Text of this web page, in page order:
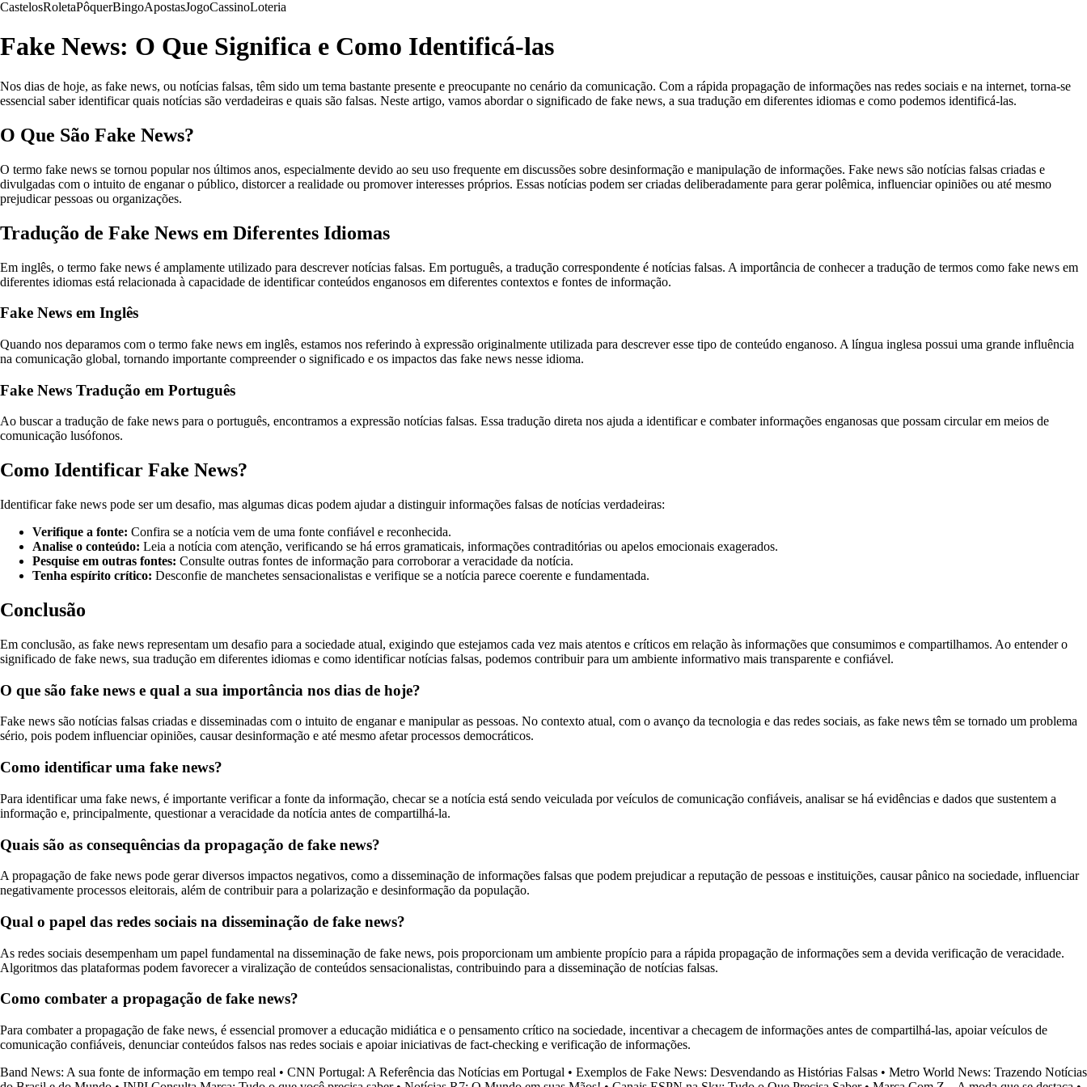
CastelosRoletaPôquerBingoApostasJogoCassinoLoteria
Fake News: O Que Significa e Como Identificá-las
Nos dias de hoje, as fake news, ou notícias falsas, têm sido um tema bastante presente e preocupante no cenário da comunicação. Com a rápida propagação de informações nas redes sociais e na internet, torna-se
essencial saber identificar quais notícias são verdadeiras e quais são falsas. Neste artigo, vamos abordar o significado de fake news, a sua tradução em diferentes idiomas e como podemos identificá-las.
O Que São Fake News?
O termo fake news se tornou popular nos últimos anos, especialmente devido ao seu uso frequente em discussões sobre desinformação e manipulação de informações. Fake news são notícias falsas criadas e
divulgadas com o intuito de enganar o público, distorcer a realidade ou promover interesses próprios. Essas notícias podem ser criadas deliberadamente para gerar polêmica, influenciar opiniões ou até mesmo
prejudicar pessoas ou organizações.
Tradução de Fake News em Diferentes Idiomas
Em inglês, o termo fake news é amplamente utilizado para descrever notícias falsas. Em português, a tradução correspondente é notícias falsas. A importância de conhecer a tradução de termos como fake news em
diferentes idiomas está relacionada à capacidade de identificar conteúdos enganosos em diferentes contextos e fontes de informação.
Fake News em Inglês
Quando nos deparamos com o termo fake news em inglês, estamos nos referindo à expressão originalmente utilizada para descrever esse tipo de conteúdo enganoso. A língua inglesa possui uma grande influência
na comunicação global, tornando importante compreender o significado e os impactos das fake news nesse idioma.
Fake News Tradução em Português
Ao buscar a tradução de fake news para o português, encontramos a expressão notícias falsas. Essa tradução direta nos ajuda a identificar e combater informações enganosas que possam circular em meios de
comunicação lusófonos.
Como Identificar Fake News?
Identificar fake news pode ser um desafio, mas algumas dicas podem ajudar a distinguir informações falsas de notícias verdadeiras:
Verifique a fonte: Confira se a notícia vem de uma fonte confiável e reconhecida.
Analise o conteúdo: Leia a notícia com atenção, verificando se há erros gramaticais, informações contraditórias ou apelos emocionais exagerados.
Pesquise em outras fontes: Consulte outras fontes de informação para corroborar a veracidade da notícia.
Tenha espírito crítico: Desconfie de manchetes sensacionalistas e verifique se a notícia parece coerente e fundamentada.
Conclusão
Em conclusão, as fake news representam um desafio para a sociedade atual, exigindo que estejamos cada vez mais atentos e críticos em relação às informações que consumimos e compartilhamos. Ao entender o
significado de fake news, sua tradução em diferentes idiomas e como identificar notícias falsas, podemos contribuir para um ambiente informativo mais transparente e confiável.
O que são fake news e qual a sua importância nos dias de hoje?
Fake news são notícias falsas criadas e disseminadas com o intuito de enganar e manipular as pessoas. No contexto atual, com o avanço da tecnologia e das redes sociais, as fake news têm se tornado um problema
sério, pois podem influenciar opiniões, causar desinformação e até mesmo afetar processos democráticos.
Como identificar uma fake news?
Para identificar uma fake news, é importante verificar a fonte da informação, checar se a notícia está sendo veiculada por veículos de comunicação confiáveis, analisar se há evidências e dados que sustentem a
informação e, principalmente, questionar a veracidade da notícia antes de compartilhá-la.
Quais são as consequências da propagação de fake news?
A propagação de fake news pode gerar diversos impactos negativos, como a disseminação de informações falsas que podem prejudicar a reputação de pessoas e instituições, causar pânico na sociedade, influenciar
negativamente processos eleitorais, além de contribuir para a polarização e desinformação da população.
Qual o papel das redes sociais na disseminação de fake news?
As redes sociais desempenham um papel fundamental na disseminação de fake news, pois proporcionam um ambiente propício para a rápida propagação de informações sem a devida verificação de veracidade.
Algoritmos das plataformas podem favorecer a viralização de conteúdos sensacionalistas, contribuindo para a disseminação de notícias falsas.
Como combater a propagação de fake news?
Para combater a propagação de fake news, é essencial promover a educação midiática e o pensamento crítico na sociedade, incentivar a checagem de informações antes de compartilhá-las, apoiar veículos de
comunicação confiáveis, denunciar conteúdos falsos nas redes sociais e apoiar iniciativas de fact-checking e verificação de informações.
Band News: A sua fonte de informação em tempo real • CNN Portugal: A Referência das Notícias em Portugal • Exemplos de Fake News: Desvendando as Histórias Falsas • Metro World News: Trazendo Notícias